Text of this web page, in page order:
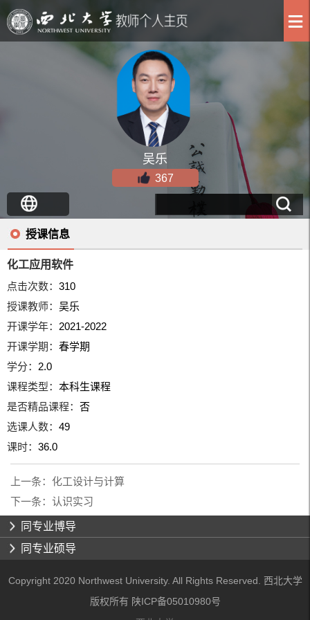
吴乐
367
授课信息
化工应用软件
点击次数：310
授课教师：吴乐
开课学年： 2021-2022
开课学期：春学期
学分： 2.0
课程类型：本科生课程
是否精品课程：否
选课人数：49
课时：36.0
上一条： 化工设计与计算
下一条： 认识实习
同专业博导
同专业硕导
Copyright 2020 Northwest University. All Rights Reserved. 西北大学
版权所有 陕ICP备05010980号